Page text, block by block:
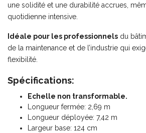
une solidité et une durabilité accrues,
quotidienne intensive.
Idéale pour les professionnels du
de la maintenance et de l’industrie qui
flexibilité.
Spécifications:
Echelle non transformable.
Longueur fermée: 2,69 m
Longueur déployée: 7,42 m
Largeur base: 124 cm